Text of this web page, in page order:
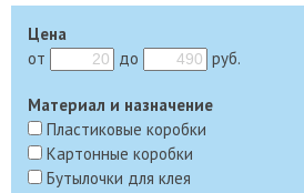
Цена
от
до руб.
Материал и назначение
Пластиковые коробки
Картонные коробки
Бутылочки для клея